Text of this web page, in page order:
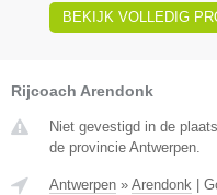
BEKIJK VOLLEDIG
Rijcoach Arendonk
Niet gevestigd in de
de provincie Antwerpen.
Antwerpen » Arendonk